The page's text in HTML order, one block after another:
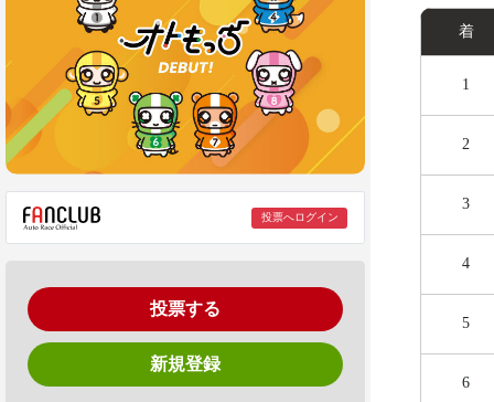
投票へログイン
投票する
新規登録
着
1
2
3
4
5
6